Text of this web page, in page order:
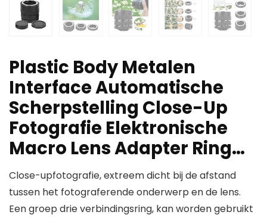
Plastic Body Metalen
Interface Automatische
Scherpstelling Close-Up
Fotografie Elektronische
Macro Lens Adapter Ring…
Close-upfotografie, extreem dicht bij de afstand
tussen het fotograferende onderwerp en de lens.
Een groep drie verbindingsring, kan worden gebruikt